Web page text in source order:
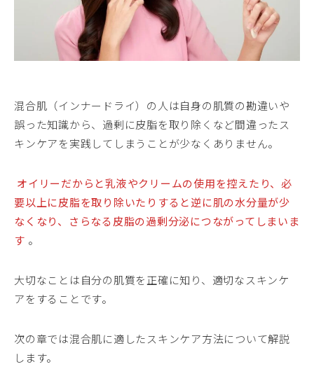
混合肌（インナードライ）の人は自身の肌質の勘違いや
誤った知識から、過剰に皮脂を取り除くなど間違ったス
キンケアを実践してしまうことが少なくありません。
オイリーだからと乳液やクリームの使用を控えたり、必
要以上に皮脂を取り除いたりすると逆に肌の水分量が少
なくなり、さらなる皮脂の過剰分泌につながってしまいま
す 。
大切なことは自分の肌質を正確に知り、適切なスキンケ
アをすることです。
次の章では混合肌に適したスキンケア方法について解説
します。